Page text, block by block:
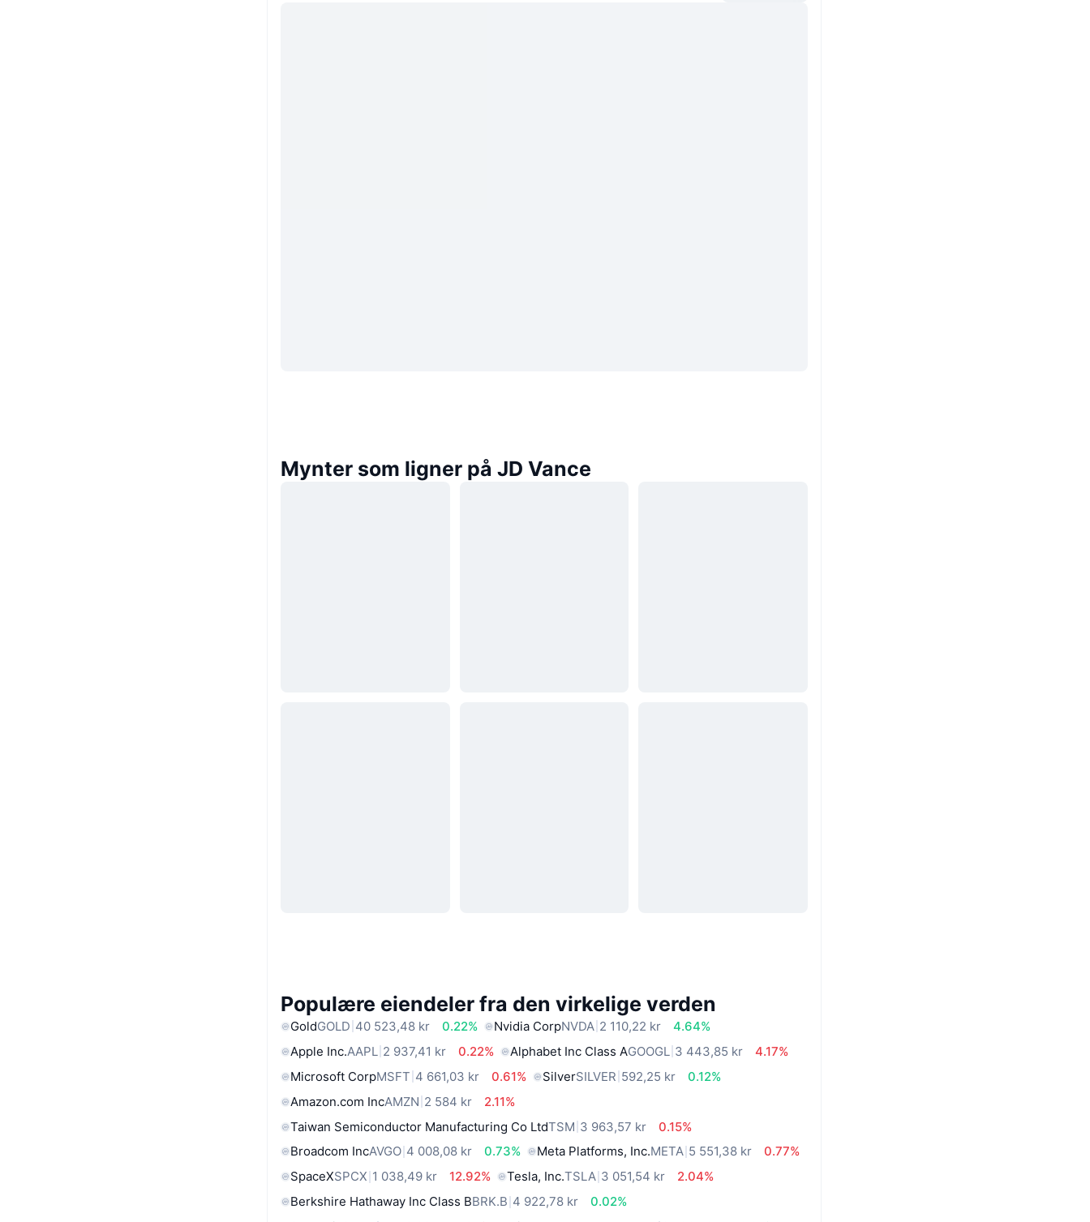
Mynter som ligner på JD Vance
Populære eiendeler fra den virkelige verden
GoldGOLD 40 523,48 kr 0.22% Nvidia CorpNVDA 2 110,22 kr
4.64%
Apple Inc.AAPL 2 937,41 kr 0.22% Alphabet Inc Class AGOOGL 3 443,85 kr
4.17%
Microsoft CorpMSFT 4 661,03 kr 0.61% SilverSILVER 592,25 kr
0.12%
Amazon.com IncAMZN 2 584 kr
2.11%
Taiwan Semiconductor Manufacturing Co LtdTSM 3 963,57 kr
0.15%
Broadcom IncAVGO 4 008,08 kr 0.73% Meta Platforms, Inc.META 5 551,38 kr
0.77%
SpaceXSPCX 1 038,49 kr 12.92% Tesla, Inc.TSLA 3 051,54 kr
2.04%
Berkshire Hathaway Inc Class BBRK.B 4 922,78 kr
0.02%